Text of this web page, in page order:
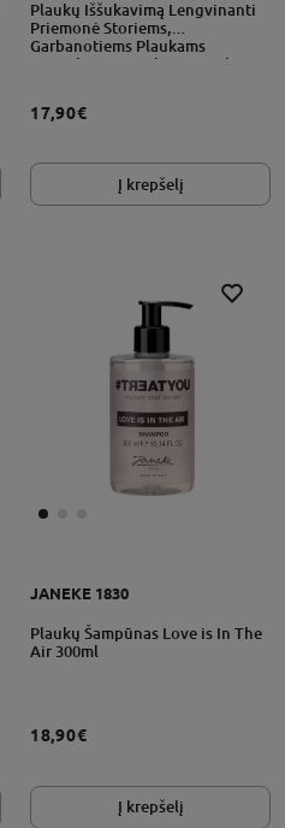
Plaukų Iššukavimą Lengvinanti
Priemonė Storiems,
Garbanotiems Plaukams
Everyday Detangling 150ml
17,90€
Į krepšelį
JANEKE 1830
Plaukų Šampūnas Love is In The
Air 300ml
18,90€
Į krepšelį